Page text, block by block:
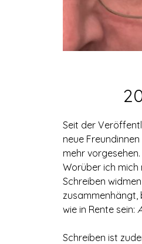
Seit der
neue
mehr
Worüber ich mich
Schreiben
zusammenhängt,
wie in Rente sein:
Schreiben ist